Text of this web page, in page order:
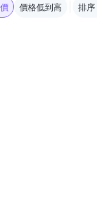
價格低到高 排序